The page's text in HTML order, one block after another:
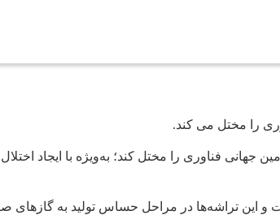
را مختل می کند.
فناوری را مختل کند؛ به‌ویژه با ایجاد
تراشه‌ها در مراحل حساس تولید به گازهای